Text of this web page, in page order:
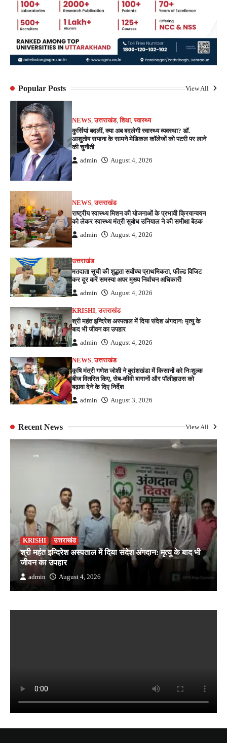
Popular Posts View All
NEWS,उत्तराखंड,शिक्षा,स्वास्थ्य
कुर्सियां बदलीं, क्या अब बदलेगी स्वास्थ्य व्यवस्था? डॉ.
आशुतोष सयाना के सामने मेडिकल कॉलेजों को पटरी पर लाने
की चुनौती
admin August 4, 2026
NEWS,उत्तराखंड
राष्ट्रीय स्वास्थ्य मिशन की योजनाओं के प्रभावी क्रियान्वयन
को लेकर स्वास्थ्य मंत्री सुबोध उनियाल ने की समीक्षा बैठक
admin August 4, 2026
उत्तराखंड
मतदाता सूची की शुद्धता सर्वोच्च प्राथमिकता, फील्ड विजिट
कर दूर करें समस्या अपर मुख्य निर्वाचन अधिकारी
admin August 4, 2026
KRISHI,उत्तराखंड
श्री महंत इन्दिरेश अस्पताल में दिया संदेश अंगदान: मृत्यु के
बाद भी जीवन का उपहार
admin August 4, 2026
NEWS,उत्तराखंड
कृषि मंत्री गणेश जोशी ने बुरांशखंडा में किसानों को निःशुल्क
बीज वितरित किए, सेब-कीवी बागानों और पॉलीहाउस को
बढ़ावा देने के दिए निर्देश
admin August 3, 2026
Recent News View All
KRISHI उत्तराखंड
श्री महंत इन्दिरेश अस्पताल में दिया संदेश अंगदान: मृत्यु के बाद भी
जीवन का उपहार
admin August 4, 2026